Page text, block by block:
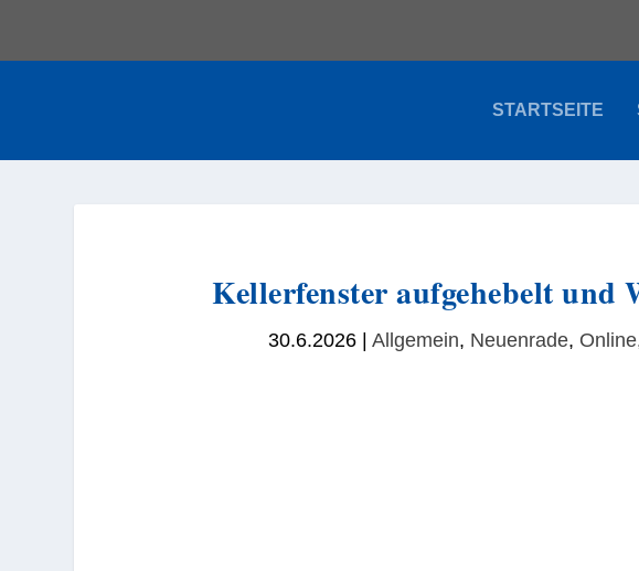
STARTSEITE
Kellerfenster aufgehebelt und
30.6.2026 |Allgemein, Neuenrade, Online